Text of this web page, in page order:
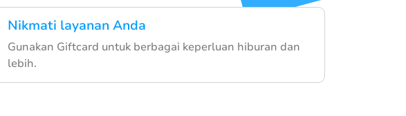
Nikmati layanan Anda
Gunakan Giftcard untuk berbagai keperluan hiburan dan
lebih.